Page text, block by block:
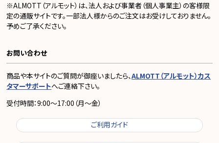
※ALMOTT（アルモット）は、法人および事業者（個人事業主）の客様限
定の通販サイトです。一部法人様からのご注文はお受けしておりません。
予めご了承ください。
お問い合わせ
商品や本サイトのご質問が御座いましたら、ALMOTT（アルモット）カス
タマーサポートへご連絡下さい。
受付時間：9:00～17:00（月～金）
ご利用ガイド